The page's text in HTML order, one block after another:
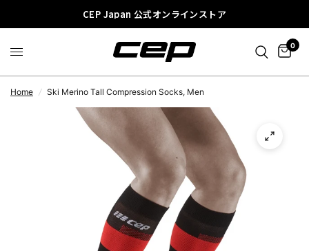
CEP Japan 公式オンラインストア
0
Home / Ski Merino Tall Compression Socks, Men